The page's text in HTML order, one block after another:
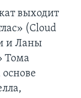
выходит
(Cloud
и Ланы
Тома